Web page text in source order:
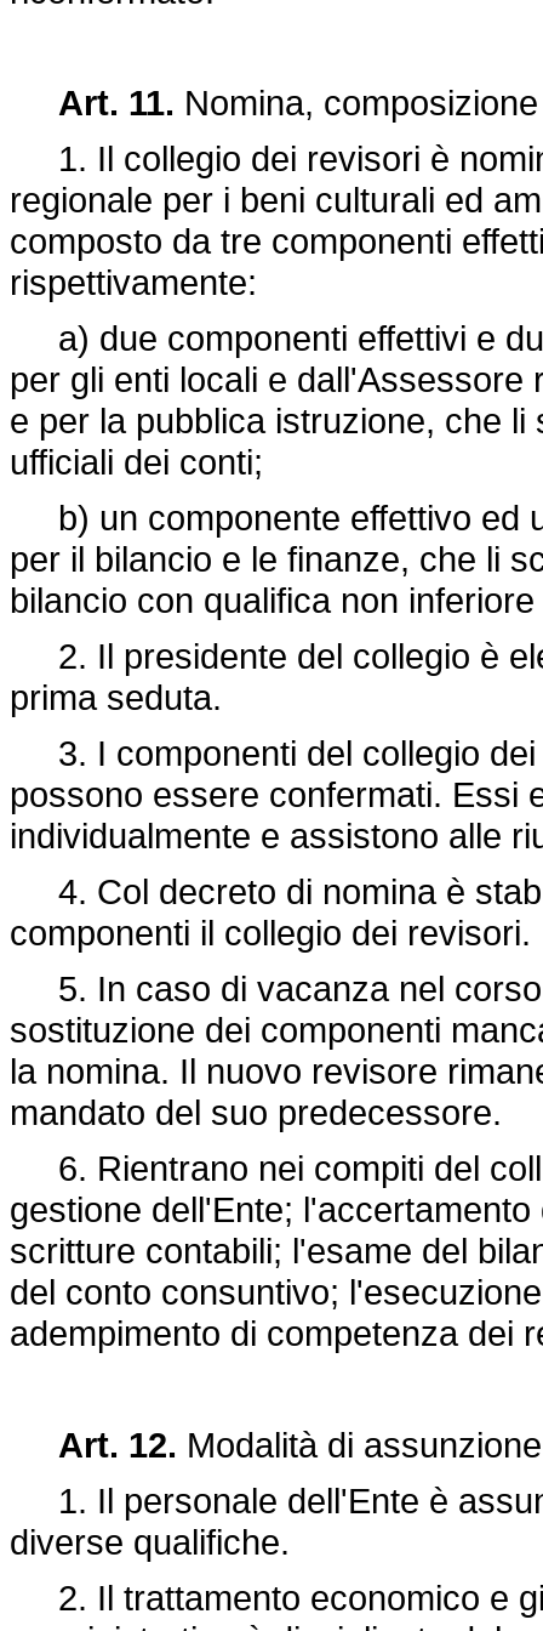
Art. 11. Nomina,
1. Il collegio dei revisori è
regionale per i beni culturali ed
composto da tre componenti
rispettivamente:
a) due componenti effettivi e
per gli enti locali e dall'Assessore
e per la pubblica istruzione, che
ufficiali dei conti;
b) un componente effettivo ed
per il bilancio e le finanze, che li
bilancio con qualifica non
2. Il presidente del collegio è
prima seduta.
3. I componenti del collegio dei
possono essere confermati. Essi
individualmente e assistono alle
4. Col decreto di nomina è
componenti il collegio dei revisori.
5. In caso di vacanza nel
sostituzione dei componenti
la nomina. Il nuovo revisore
mandato del suo predecessore.
6. Rientrano nei compiti del
gestione dell'Ente;
scritture contabili; l'esame del
del conto consuntivo;
adempimento di competenza dei
Art. 12. Modalità di
1. Il personale dell'Ente è
diverse qualifiche.
2. Il trattamento economico e